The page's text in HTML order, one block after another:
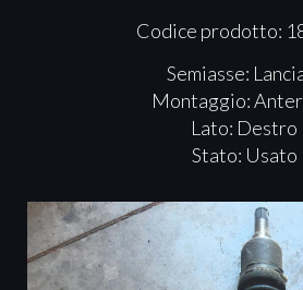
Codice prodotto:
Semiasse:
Montaggio:
Lato: Destro
Stato: Usato